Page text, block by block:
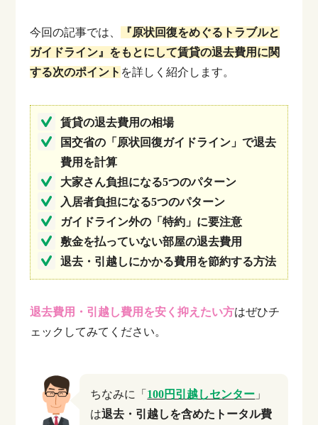
今回の記事では、
『原状回復をめぐるトラブルと
ガイドライン』をもとにして賃貸の退去費用に関
する次のポイント を詳しく紹介します。
賃貸の退去費用の相場
国交省の「原状回復ガイドライン」で退去
費用を計算
大家さん負担になる5つのパターン
入居者負担になる5つのパターン
ガイドライン外の「特約」に要注意
敷金を払っていない部屋の退去費用
退去・引越しにかかる費用を節約する方法
退去費用・引越し費用を安く抑えたい方はぜひチ
ェックしてみてください。
ちなみに「 100円引越しセンター 」
は退去・引越しを含めたトータル費